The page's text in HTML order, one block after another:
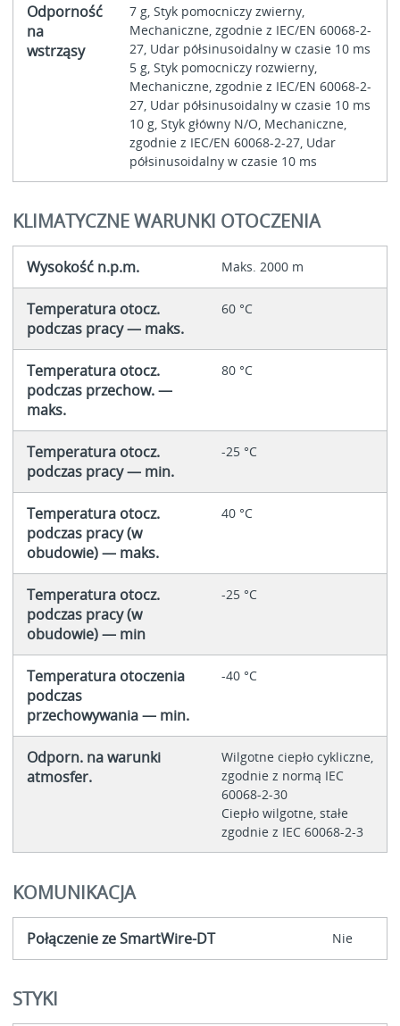
Odporność
na
wstrząsy
7 g, Styk pomocniczy zwierny,
Mechaniczne, zgodnie z IEC/EN 60068-2-
27, Udar półsinusoidalny w czasie 10 ms
5 g, Styk pomocniczy rozwierny,
Mechaniczne, zgodnie z IEC/EN 60068-2-
27, Udar półsinusoidalny w czasie 10 ms
10 g, Styk główny N/O, Mechaniczne,
zgodnie z IEC/EN 60068-2-27, Udar
półsinusoidalny w czasie 10 ms
KLIMATYCZNE WARUNKI OTOCZENIA
Wysokość n.p.m. Maks. 2000 m
Temperatura otocz.
podczas pracy — maks.
60 °C
Temperatura otocz.
podczas przechow. —
maks.
80 °C
Temperatura otocz.
podczas pracy — min.
-25 °C
Temperatura otocz.
podczas pracy (w
obudowie) — maks.
40 °C
Temperatura otocz.
podczas pracy (w
obudowie) — min
-25 °C
Temperatura otoczenia
podczas
przechowywania — min.
-40 °C
Odporn. na warunki
atmosfer.
Wilgotne ciepło cykliczne,
zgodnie z normą IEC
60068-2-30
Ciepło wilgotne, stałe
zgodnie z IEC 60068-2-3
KOMUNIKACJA
Połączenie ze SmartWire-DT Nie
STYKI